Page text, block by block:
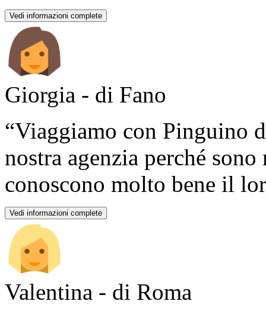
Vedi informazioni complete
Giorgia - di Fano
“Viaggiamo con Pinguino
nostra agenzia perché
conoscono molto bene il
Vedi informazioni complete
Valentina - di Roma